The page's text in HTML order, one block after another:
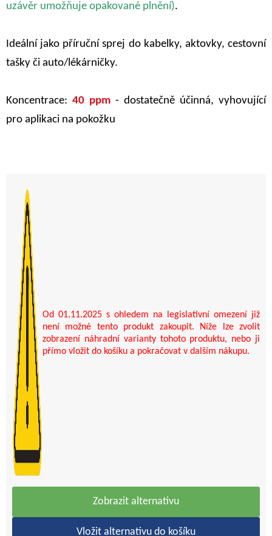
uzávěr umožňuje opakované plnění).
Ideální jako příruční sprej do kabelky, aktovky, cestovní
tašky či auto/lékárničky.
Koncentrace: 40 ppm - dostatečně účinná, vyhovující
pro aplikaci na pokožku
Od 01.11.2025 s ohledem na legislativní omezení již
není možné tento produkt zakoupit. Níže lze zvolit
zobrazení náhradní varianty tohoto produktu, nebo ji
přímo vložit do košíku a pokračovat v dalším nákupu.
Zobrazit alternativu
Vložit alternativu do košíku